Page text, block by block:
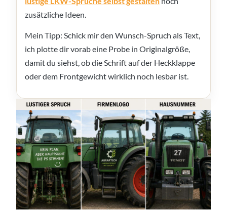
zusätzliche Ideen.
Mein Tipp: Schick mir den Wunsch-Spruch als Text,
ich plotte dir vorab eine Probe in Originalgröße,
damit du siehst, ob die Schrift auf der Heckklappe
oder dem Frontgewicht wirklich noch lesbar ist.